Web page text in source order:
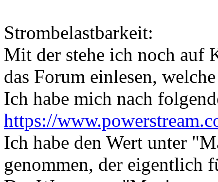
Strombelastbarkeit:
Mit der stehe ich noch auf
das Forum einlesen,
Ich habe mich nach
https://
Ich habe den Wert unter
genommen, der eigentlich